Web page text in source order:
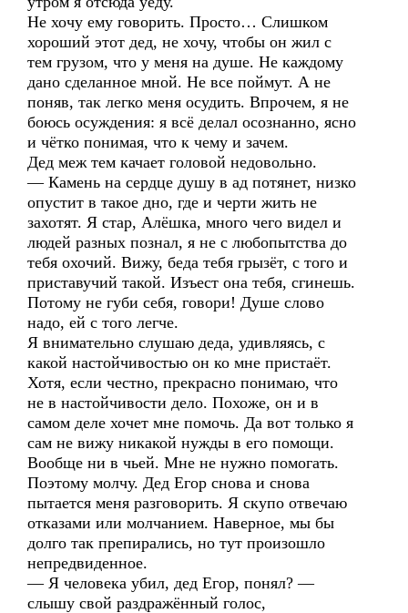
Не хочу ему говорить. Просто… Слишком
хороший этот дед, не хочу, чтобы он жил с
тем грузом, что у меня на душе. Не каждому
дано сделанное мной. Не все поймут. А не
поняв, так легко меня осудить. Впрочем, я не
боюсь осуждения: я всё делал осознанно, ясно
и чётко понимая, что к чему и зачем.
Дед меж тем качает головой недовольно.
— Камень на сердце душу в ад потянет, низко
опустит в такое дно, где и черти жить не
захотят. Я стар, Алёшка, много чего видел и
людей разных познал, я не с любопытства до
тебя охочий. Вижу, беда тебя грызёт, с того и
приставучий такой. Изъест она тебя, сгинешь.
Потому не губи себя, говори! Душе слово
надо, ей с того легче.
Я внимательно слушаю деда, удивляясь, с
какой настойчивостью он ко мне пристаёт.
Хотя, если честно, прекрасно понимаю, что
не в настойчивости дело. Похоже, он и в
самом деле хочет мне помочь. Да вот только я
сам не вижу никакой нужды в его помощи.
Вообще ни в чьей. Мне не нужно помогать.
Поэтому молчу. Дед Егор снова и снова
пытается меня разговорить. Я скупо отвечаю
отказами или молчанием. Наверное, мы бы
долго так препирались, но тут произошло
непредвиденное.
— Я человека убил, дед Егор, понял? —
слышу свой раздражённый голос,